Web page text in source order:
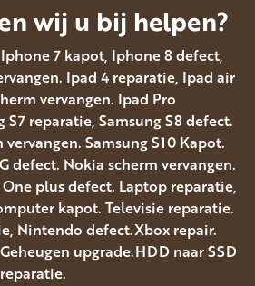
wij u bij helpen?
7 kapot, Iphone 8 defect,
Ipad 4 reparatie, Ipad air
vervangen. Ipad Pro
S7 reparatie, Samsung S8 defect.
vervangen. Samsung S10 Kapot.
defect. Nokia scherm vervangen.
plus defect. Laptop reparatie,
kapot. Televisie reparatie.
Nintendo defect.Xbox repair.
upgrade.HDD naar SSD